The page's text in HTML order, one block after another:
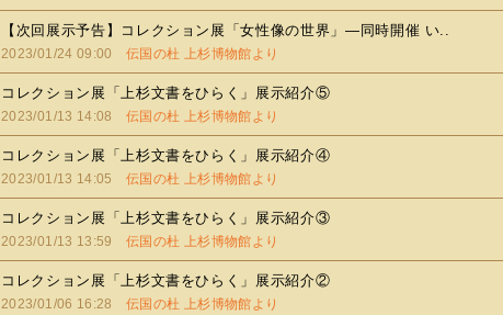
【次回展示予告】コレクション展「女性像の世界」―同時開催 い..
2023/01/24 09:00伝国の杜 上杉博物館より
コレクション展「上杉文書をひらく」展示紹介⑤
2023/01/13 14:08伝国の杜 上杉博物館より
コレクション展「上杉文書をひらく」展示紹介④
2023/01/13 14:05伝国の杜 上杉博物館より
コレクション展「上杉文書をひらく」展示紹介③
2023/01/13 13:59伝国の杜 上杉博物館より
コレクション展「上杉文書をひらく」展示紹介②
2023/01/06 16:28伝国の杜 上杉博物館より